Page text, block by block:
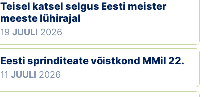
Kalender
Koondised
Tule klubisse!
Tulemused
Teisel katsel selgus Eesti meister
meeste lühirajal
19 JUULI 2026
Eesti sprinditeate võistkond MMil 22.
11 JUULI 2026